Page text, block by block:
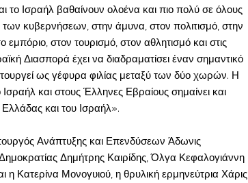
το Ισραήλ βαθαίνουν ολοένα και πιο πολύ σε όλους
των κυβερνήσεων, στην άμυνα, στον πολιτισμό, στην
εμπόριο, στον τουρισμό, στον αθλητισμό και στις
Διασπορά έχει να διαδραματίσει έναν σημαντικό
ως γέφυρα φιλίας μεταξύ των δύο χωρών. Η
και στους Έλληνες Εβραίους σημαίνει και
και του Ισραήλ».
Ανάπτυξης και Επενδύσεων Άδωνις
Δημήτρης Καιρίδης, Όλγα Κεφαλογιάννη
η Κατερίνα Μονογυιού, η θρυλική ερμηνεύτρια Χάρις